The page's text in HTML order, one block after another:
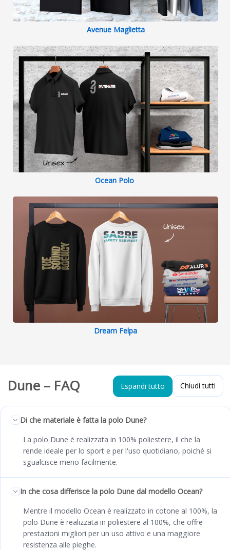
Avenue Maglietta
Ocean Polo
Dream Felpa
Dune – FAQ Espandi tutto Chiudi tutti
Di che materiale è fatta la polo Dune?
La polo Dune è realizzata in 100% poliestere, il che la
rende ideale per lo sport e per l'uso quotidiano, poiché si
sgualcisce meno facilmente.
In che cosa differisce la polo Dune dal modello Ocean?
Mentre il modello Ocean è realizzato in cotone al 100%, la
polo Dune è realizzata in poliestere al 100%, che offre
prestazioni migliori per un uso attivo e una maggiore
resistenza alle pieghe.